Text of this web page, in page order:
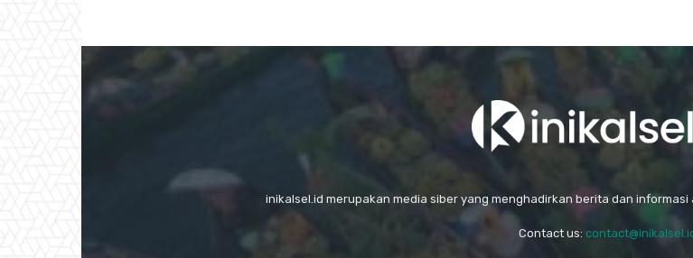
inikalsel.id merupakan media siber yang menghadirkan berita dan
Contact us: